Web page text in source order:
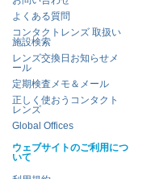
よくある質問
コンタクトレンズ 取扱い
施設検索
レンズ交換日お知らせメ
ール
定期検査メモ＆メール
正しく使おうコンタクト
レンズ
Global Offices
ウェブサイトのご利用につ
いて